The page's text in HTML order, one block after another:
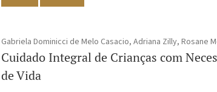
Gabriela Dominicci de Melo Casacio, Adriana Zilly, Rosane
Cuidado Integral de Crianças com
de Vida